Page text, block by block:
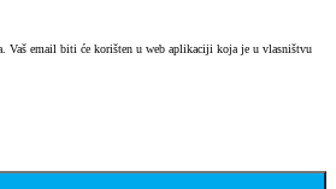
Vaš email biti će korišten u web aplikaciji koja je u vlasništvu